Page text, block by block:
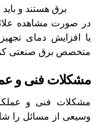
برق هستند و
در صورت مشاهده
یا افزایش دمای
متخصص برق صنعتی
مشکلات فنی و
مشکلات فنی و
وسیعی از مسائل را